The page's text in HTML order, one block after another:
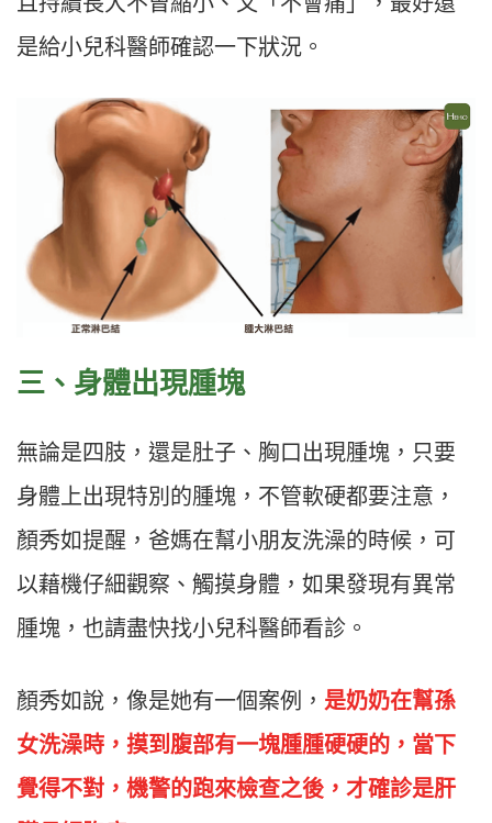
是給小兒科醫師確認一下狀況。
三、身體出現腫塊
無論是四肢，還是肚子、胸口出現腫塊，只要
身體上出現特別的腫塊，不管軟硬都要注意，
顏秀如提醒，爸媽在幫小朋友洗澡的時候，可
以藉機仔細觀察、觸摸身體，如果發現有異常
腫塊，也請盡快找小兒科醫師看診。
顏秀如說，像是她有一個案例， 是奶奶在幫孫
女洗澡時，摸到腹部有一塊腫腫硬硬的，當下
覺得不對，機警的跑來檢查之後，才確診是肝